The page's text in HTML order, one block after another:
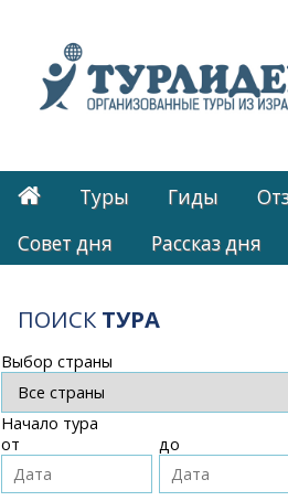
Туры Гиды
Cовет дня
Рассказ дня
ПОИСК ТУРА
Выбор страны
Начало тура
от
до